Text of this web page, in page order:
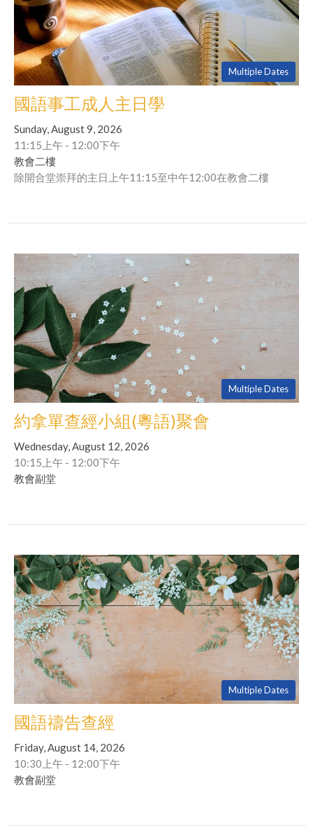
Multiple Dates
國語事工成人主日學
Sunday, August 9, 2026
11:15上午 - 12:00下午
教會二樓
除開合堂崇拜的主日上午11:15至中午12:00在教會二樓
Multiple Dates
約拿單查經小組(粵語)聚會
Wednesday, August 12, 2026
10:15上午 - 12:00下午
教會副堂
Multiple Dates
國語禱告查經
Friday, August 14, 2026
10:30上午 - 12:00下午
教會副堂